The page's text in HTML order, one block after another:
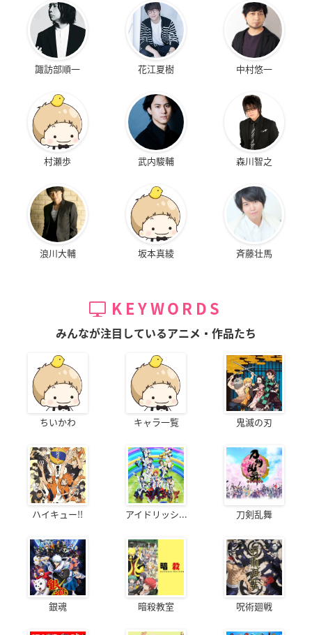
諏訪部順一 花江夏樹 中村悠一
村瀬歩 武内駿輔 森川智之
浪川大輔 坂本真綾 斉藤壮馬
KEYWORDS
みんなが注目しているアニメ・作品たち
ちいかわ キャラ一覧 鬼滅の刃
ハイキュー!! アイドリッシ... 刀剣乱舞
銀魂 暗殺教室 呪術廻戦